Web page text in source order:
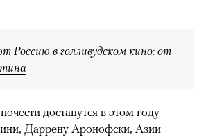
Россию в голливудском кино: от
достанутся в этом году
Даррену Аронофски, Азии